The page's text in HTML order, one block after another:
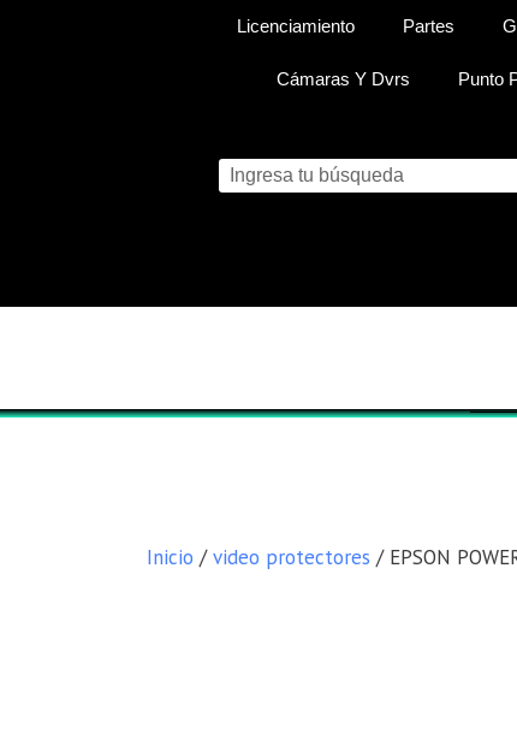
Licenciamiento Partes
Cámaras Y Dvrs Punto
Inicio /video protectores / EPSON